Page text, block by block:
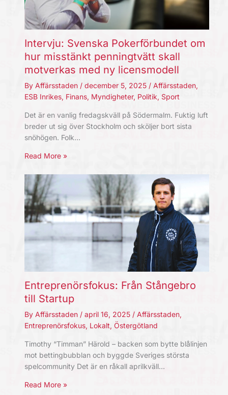
Intervju: Svenska Pokerförbundet om
hur misstänkt penningtvätt skall
motverkas med ny licensmodell
By Affärsstaden / december 5, 2025 / Affärsstaden,
ESB Inrikes, Finans, Myndigheter, Politik, Sport
Det är en vanlig fredagskväll på Södermalm. Fuktig luft
breder ut sig över Stockholm och sköljer bort sista
snöhögen. Folk…
Read More »
Entreprenörsfokus: Från Stångebro
till Startup
By Affärsstaden / april 16, 2025 / Affärsstaden,
Entreprenörsfokus, Lokalt, Östergötland
Timothy “Timman” Härold – backen som bytte blålinjen
mot bettingbubblan och byggde Sveriges största
spelcommunity Det är en råkall aprilkväll…
Read More »